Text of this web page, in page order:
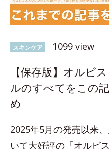
スキンケア 1099 view
【保存版】オルビ
ルのすべてをこの
め
2025年5月の発売以来
いて大好評の「オルビ